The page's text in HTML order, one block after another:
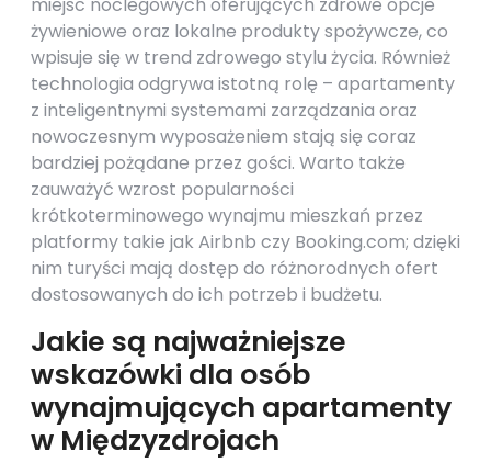
żywieniowe oraz lokalne produkty spożywcze, co
wpisuje się w trend zdrowego stylu życia. Również
technologia odgrywa istotną rolę – apartamenty
z inteligentnymi systemami zarządzania oraz
nowoczesnym wyposażeniem stają się coraz
bardziej pożądane przez gości. Warto także
zauważyć wzrost popularności
krótkoterminowego wynajmu mieszkań przez
platformy takie jak Airbnb czy Booking.com; dzięki
nim turyści mają dostęp do różnorodnych ofert
dostosowanych do ich potrzeb i budżetu.
Jakie są najważniejsze
wskazówki dla osób
wynajmujących apartamenty
w Międzyzdrojach